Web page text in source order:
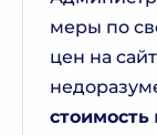
меры по
цен на
стоимость